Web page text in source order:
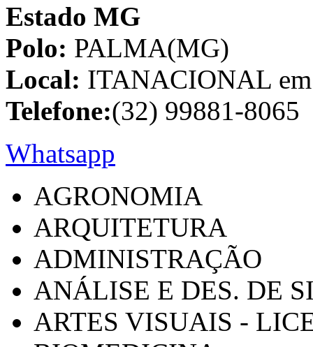
Estado MG
Polo: PALMA(MG)
Local: ITANACIONAL
Telefone:(32) 99881-8065
Whatsapp
AGRONOMIA
ARQUITETURA
ADMINISTRAÇÃO
ANÁLISE E DES. DE
ARTES VISUAIS -